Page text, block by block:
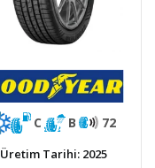
C B 72
Üretim Tarihi: 2025